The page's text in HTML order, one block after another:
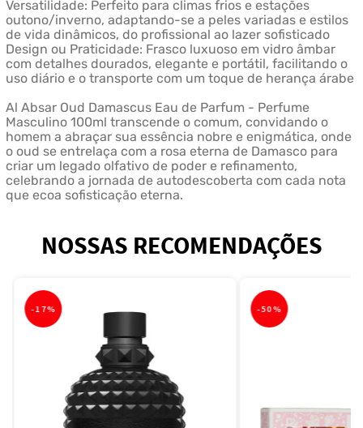
Versatilidade: Perfeito para climas frios e estações
outono/inverno, adaptando-se a peles variadas e estilos
de vida dinâmicos, do profissional ao lazer sofisticado
Design ou Praticidade: Frasco luxuoso em vidro âmbar
com detalhes dourados, elegante e portátil, facilitando o
uso diário e o transporte com um toque de herança árabe
Al Absar Oud Damascus Eau de Parfum - Perfume
Masculino 100ml transcende o comum, convidando o
homem a abraçar sua essência nobre e enigmática, onde
o oud se entrelaça com a rosa eterna de Damasco para
criar um legado olfativo de poder e refinamento,
celebrando a jornada de autodescoberta com cada nota
que ecoa sofisticação eterna.
NOSSAS RECOMENDAÇÕES
-17% -50%